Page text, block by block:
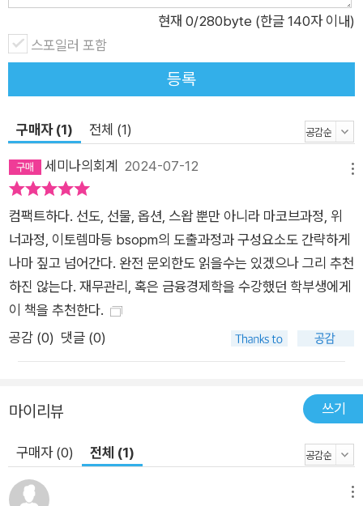
좀 더 심도 있는 내용을 다룬다. 조금은 어려워 보일 수 있는 수식
이 일부 등장하는데, 만약 어렵다고 생각되면 수식을 억지로 외우
려하지 말고 글로 된 설명만 차근차근 읽어도 무슨 내용인지 충분
히 이해할 수 있을 것이다. 따라서 수식을 보고 겁먹을 필요는 없
하고 제1부와 제2부를 다시 한 번 읽는 것도 좋은 방법이다. 이 책
숙지하는 것이다. 9장은 금융공학에 필요한 확률과 통계, 10장은
파생상품의 가격을 계산하기 위한 블랙숄즈 방정식과 이항옵션
모델, 11장은 기초자산과 파생상품의 미래 가격변화를 예측하기
위한 주가 모델과 변동성 모델, 12장은 금융공학의 마지막 관문
인 이자율 파생상품이 차례로 등장한다.
현재 0/280byte (한글 140자 이내)
스포일러 포함
등록
구매자 (1) 전체 (1)
세미나의회계 2024-07-12
컴팩트하다. 선도, 선물, 옵션, 스왑 뿐만 아니라 마코브과정, 위
너과정, 이토렘마등 bsopm의 도출과정과 구성요소도 간략하게
나마 짚고 넘어간다. 완전 문외한도 읽을수는 있겠으나 그리 추천
하진 않는다. 재무관리, 혹은 금융경제학을 수강했던 학부생에게
이 책을 추천한다.
공감 (0) 댓글 (0)
마이리뷰 쓰기
구매자 (0) 전체 (1)